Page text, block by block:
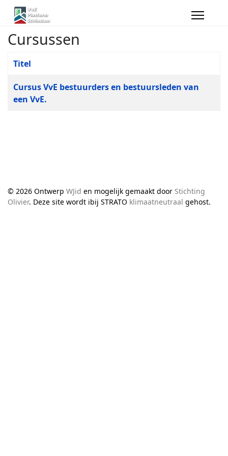
Cursussen
Titel
Cursus VvE bestuurders en bestuursleden van
een VvE.
© 2026 Ontwerp WJid en mogelijk gemaakt door Stichting
Olivier. Deze site wordt ibij STRATO klimaatneutraal gehost.